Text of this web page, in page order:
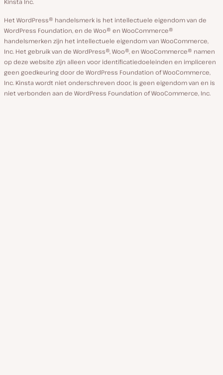
Het WordPress® handelsmerk is het intellectuele eigendom van de
WordPress Foundation, en de Woo® en WooCommerce®
handelsmerken zijn het intellectuele eigendom van WooCommerce,
Inc. Het gebruik van de WordPress®, Woo®, en WooCommerce® namen
op deze website zijn alleen voor identificatiedoeleinden en impliceren
geen goedkeuring door de WordPress Foundation of WooCommerce,
Inc. Kinsta wordt niet onderschreven door, is geen eigendom van en is
niet verbonden aan de WordPress Foundation of WooCommerce, Inc.